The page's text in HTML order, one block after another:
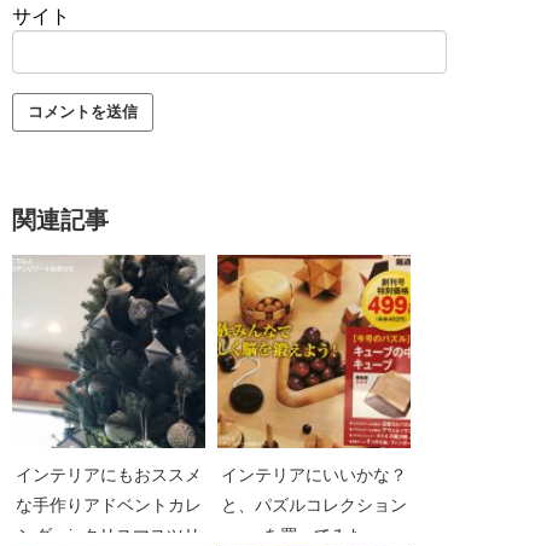
サイト
関連記事
インテリアにもおススメ
な手作りアドベントカレ
ンダーinクリスマスツリ
インテリアにいいかな？
と、パズルコレクション
を買ってみた